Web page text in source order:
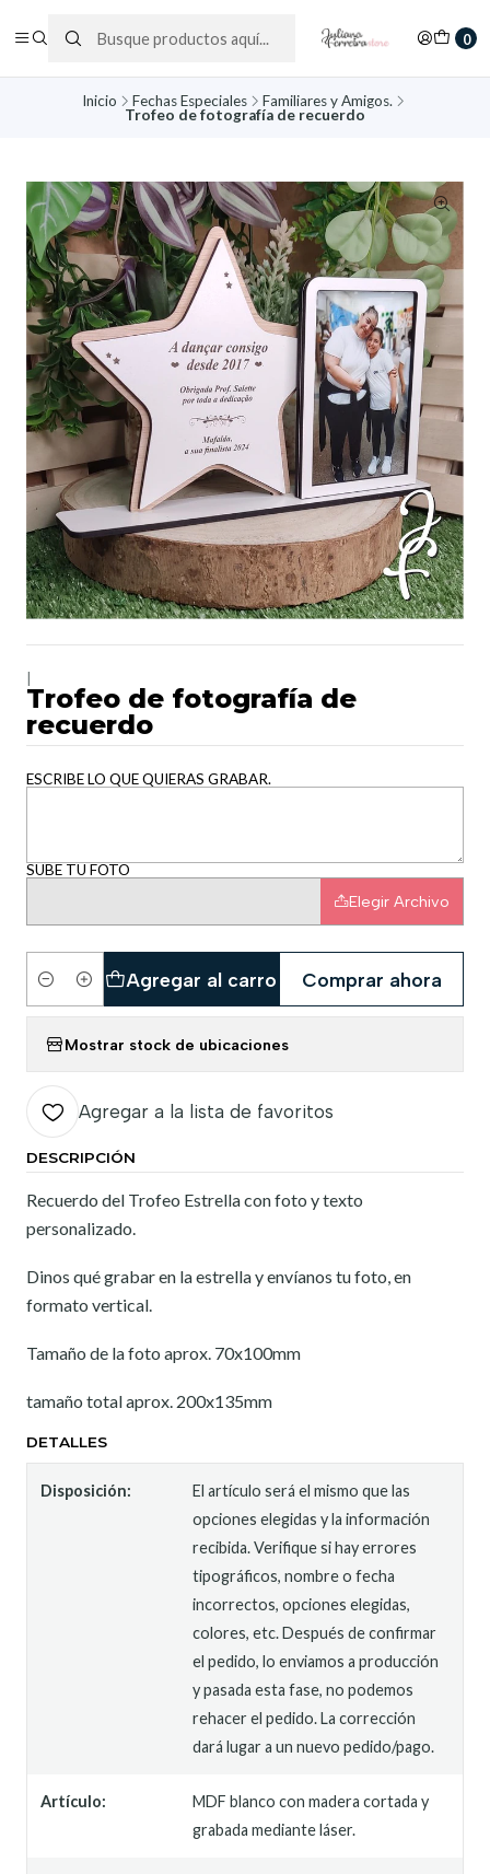
0
Inicio Fechas Especiales
Familiares y Amigos.
Trofeo de fotografía de recuerdo
Trofeo de fotografía de
recuerdo
ESCRIBE LO QUE QUIERAS GRABAR.
SUBE TU FOTO
Elegir Archivo
Cantidad
Agregar al carro Comprar ahora
Mostrar stock de ubicaciones
Agregar a la lista de favoritos
DESCRIPCIÓN
Recuerdo del Trofeo Estrella con foto y texto
personalizado.
Dinos qué grabar en la estrella y envíanos tu foto, en
formato vertical.
Tamaño de la foto aprox. 70x100mm
tamaño total aprox. 200x135mm
DETALLES
Disposición:
El artículo será el mismo que las
opciones elegidas y la información
recibida. Verifique si hay errores
tipográficos, nombre o fecha
incorrectos, opciones elegidas,
colores, etc. Después de confirmar
el pedido, lo enviamos a producción
y pasada esta fase, no podemos
rehacer el pedido. La corrección
dará lugar a un nuevo pedido/pago.
Artículo:
MDF blanco con madera cortada y
grabada mediante láser.